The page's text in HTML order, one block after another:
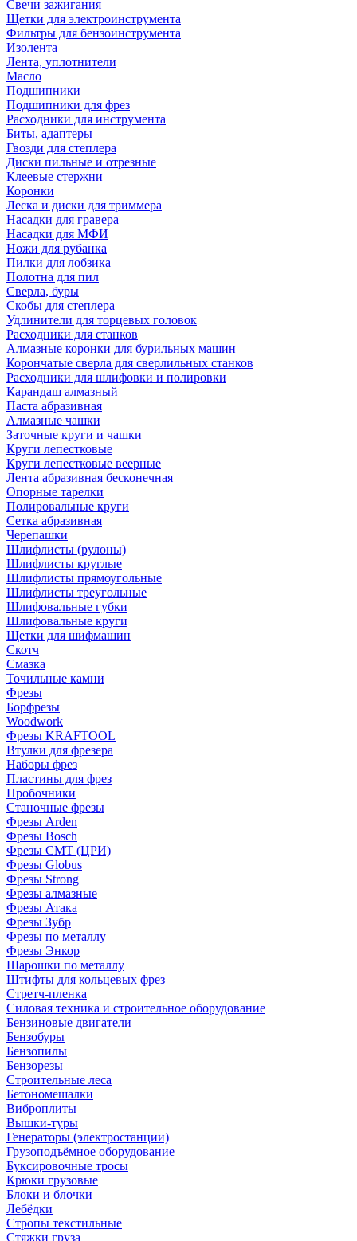
Свечи зажигания
Щетки для электроинструмента
Фильтры для бензоинструмента
Изолента
Лента, уплотнители
Масло
Подшипники
Подшипники для фрез
Расходники для инструмента
Биты, адаптеры
Гвозди для степлера
Диски пильные и отрезные
Клеевые стержни
Коронки
Леска и диски для триммера
Насадки для гравера
Насадки для МФИ
Ножи для рубанка
Пилки для лобзика
Полотна для пил
Сверла, буры
Скобы для степлера
Удлинители для торцевых головок
Расходники для станков
Алмазные коронки для бурильных машин
Корончатые сверла для сверлильных станков
Расходники для шлифовки и полировки
Карандаш алмазный
Паста абразивная
Алмазные чашки
Заточные круги и чашки
Круги лепестковые
Круги лепестковые веерные
Лента абразивная бесконечная
Опорные тарелки
Полировальные круги
Сетка абразивная
Черепашки
Шлифлисты (рулоны)
Шлифлисты круглые
Шлифлисты прямоугольные
Шлифлисты треугольные
Шлифовальные губки
Шлифовальные круги
Щетки для шифмашин
Скотч
Смазка
Точильные камни
Фрезы
Борфрезы
Woodwork
Фрезы KRAFTOOL
Втулки для фрезера
Наборы фрез
Пластины для фрез
Пробочники
Станочные фрезы
Фрезы Arden
Фрезы Bosch
Фрезы CMT (ЦРИ)
Фрезы Globus
Фрезы Strong
Фрезы алмазные
Фрезы Атака
Фрезы Зубр
Фрезы по металлу
Фрезы Энкор
Шарошки по металлу
Штифты для кольцевых фрез
Стретч-пленка
Силовая техника и строительное оборудование
Бензиновые двигатели
Бензобуры
Бензопилы
Бензорезы
Строительные леса
Бетономешалки
Виброплиты
Вышки-туры
Генераторы (электростанции)
Грузоподъёмное оборудование
Буксировочные тросы
Крюки грузовые
Блоки и блочки
Лебёдки
Стропы текстильные
Стяжки груза